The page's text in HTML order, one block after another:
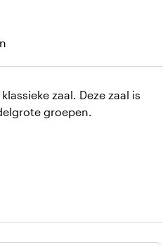
zaal. Deze zaal is
groepen.